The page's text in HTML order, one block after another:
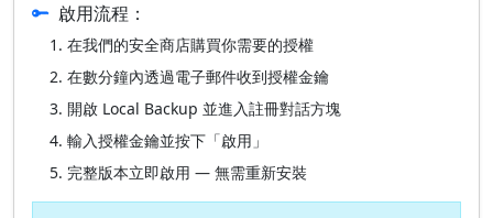
啟用流程：
在我們的安全商店購買你需要的授權
在數分鐘內透過電子郵件收到授權金鑰
開啟 Local Backup 並進入註冊對話方塊
輸入授權金鑰並按下「啟用」
完整版本立即啟用 — 無需重新安裝